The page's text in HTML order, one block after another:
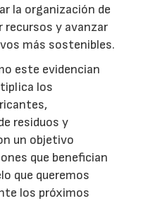
la organización de
recursos y avanzar
más sostenibles.
este evidencian
los
residuos y
un objetivo
que benefician
que queremos
los próximos